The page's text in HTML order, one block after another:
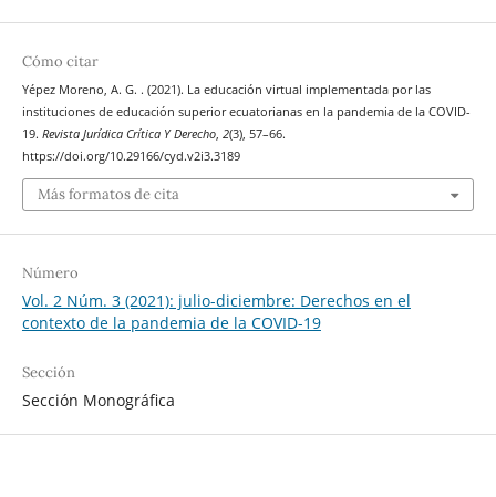
Cómo citar
Yépez Moreno, A. G. . (2021). La educación virtual implementada por las
instituciones de educación superior ecuatorianas en la pandemia de la COVID-
19. Revista Jurídica Crítica Y Derecho, 2(3), 57–66.
https://doi.org/10.29166/cyd.v2i3.3189
Más formatos de cita
Número
Vol. 2 Núm. 3 (2021): julio-diciembre: Derechos en el
contexto de la pandemia de la COVID-19
Sección
Sección Monográfica